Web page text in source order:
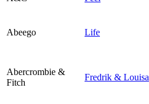
Abeego Life
Abercrombie &
Fitch
Fredrik & Louisa